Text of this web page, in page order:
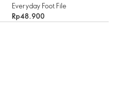
Everyday Foot File
Rp48.900